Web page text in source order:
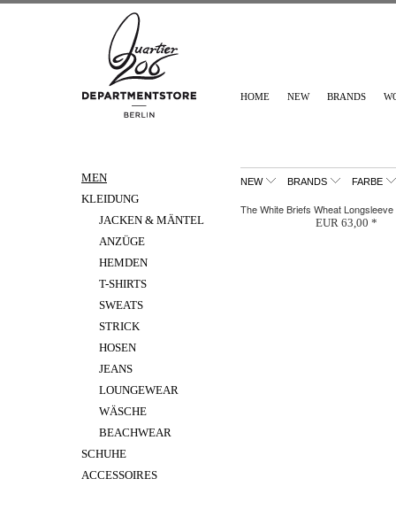
HOME NEW BRANDS
MEN
KLEIDUNG
JACKEN & MÄNTEL
ANZÜGE
HEMDEN
T-SHIRTS
SWEATS
STRICK
HOSEN
JEANS
LOUNGEWEAR
WÄSCHE
BEACHWEAR
SCHUHE
ACCESSOIRES
NEW BRANDS FARBE
The White Briefs Wheat Longsleeve
EUR 63,00 *